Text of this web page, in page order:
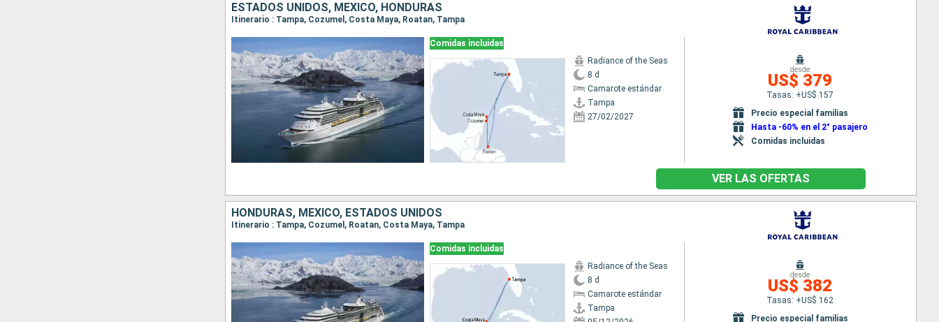
ESTADOS UNIDOS, MÉXICO, HONDURAS
Itinerario : Tampa, Cozumel, Costa Maya, Roatan, Tampa
Comidas incluidas
Radiance of the Seas
8 d
Camarote estándar
Tampa
27/02/2027
desde
US$ 379
Tasas: +US$ 157
Precio especial familias
Hasta -60% en el 2° pasajero
Comidas incluidas
VER LAS OFERTAS
HONDURAS, MÉXICO, ESTADOS UNIDOS
Itinerario : Tampa, Cozumel, Roatan, Costa Maya, Tampa
Comidas incluidas
Radiance of the Seas
8 d
Camarote estándar
Tampa
desde
US$ 382
Tasas: +US$ 162
Precio especial familias